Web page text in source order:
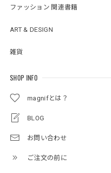
ファッション 関連書籍
ART & DESIGN
雑貨
SHOP INFO
magnifとは？
BLOG
お問い合わせ
ご注文の前に